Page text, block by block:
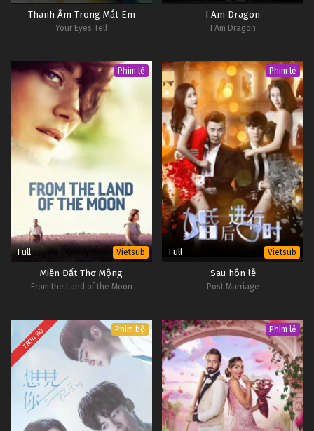
Thanh Âm Trong Mắt Em
Your Eyes Tell
I Am Dragon
I Am Dragon
Phim lẻ
Full Vietsub
Miền Đất Thơ Mộng
From the Land of the Moon
Phim lẻ
Full Vietsub
Sau hôn lễ
Post Marriage
TRỌN BỘ Phim bộ Phim lẻ